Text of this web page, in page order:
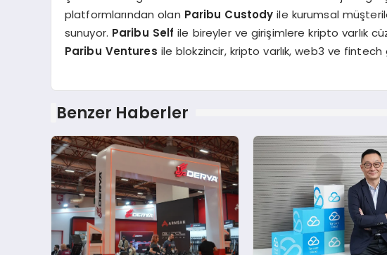
platformlarından olan Paribu Custodyile kurumsal
sunuyor. Paribu Selfile bireyler ve girişimlere kripto varlık
Paribu Ventures ile blokzincir, kripto varlık, web3 ve fintech
Benzer Haberler